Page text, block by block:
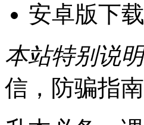
安卓版下载
本站特别说明
信，防骗指